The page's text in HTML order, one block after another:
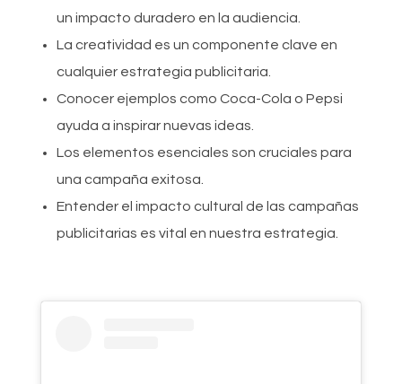
un impacto duradero en la audiencia.
La creatividad es un componente clave en
cualquier estrategia publicitaria.
Conocer ejemplos como Coca-Cola o Pepsi
ayuda a inspirar nuevas ideas.
Los elementos esenciales son cruciales para
una campaña exitosa.
Entender el impacto cultural de las campañas
publicitarias es vital en nuestra estrategia.